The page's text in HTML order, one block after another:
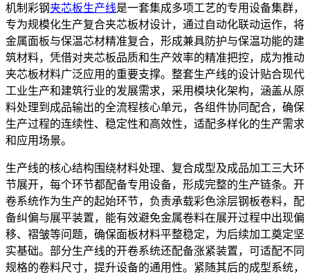
机制彩钢夹芯板生产线是一套集成多项工艺的专用设备集群，
专为规模化生产复合夹芯板材设计，通过自动化联动运作，将
金属面板与保温芯材精准复合，形成兼具防护与保温功能的建
筑材料，凭借对夹芯板品质和生产效率的精准把控，成为推动
夹芯板材料广泛应用的重要支撑。整套生产线的设计贴合现代
工业生产和建筑行业的发展需求，采用模块化架构，涵盖从原
料处理到成品输出的全流程核心单元，各组件协同配合，确保
生产过程的连续性、稳定性和高效性，适配多样化的生产需求
和应用场景。
生产线的核心结构围绕材料处理、复合成型及成品加工三大环
节展开，每个环节都配备专用设备，形成完整的生产链条。开
卷系统作为生产的起始环节，负责承载彩色涂层钢板卷料，配
备纠偏与展平装置，能有效避免金属卷料在展开过程中出现偏
移、褶皱等问题，确保面板材料平整稳定，为后续加工奠定坚
实基础。部分生产线的开卷系统还配备涨紧装置，可适配不同
规格的卷料尺寸，提升设备的通用性。紧随其后的成型系统，